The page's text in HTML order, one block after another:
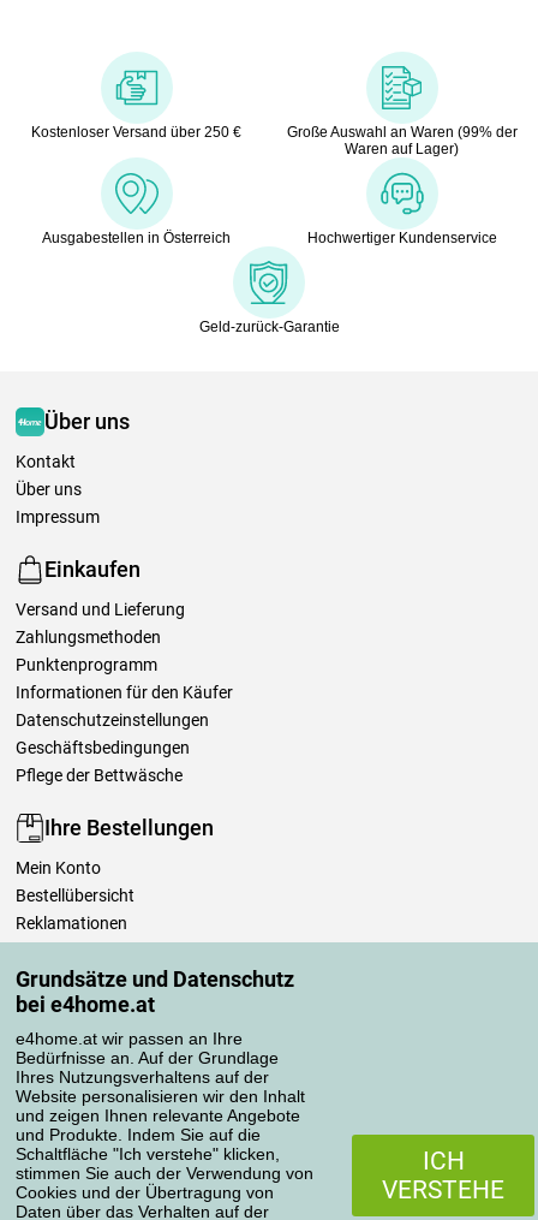
Grundsätze und Datenschutz
bei e4home.at
e4home.at wir passen an Ihre
Bedürfnisse an. Auf der Grundlage
Ihres Nutzungsverhaltens auf der
Website personalisieren wir den Inhalt
und zeigen Ihnen relevante Angebote
und Produkte. Indem Sie auf die
Schaltfläche "Ich verstehe" klicken,
stimmen Sie auch der Verwendung von
Cookies und der Übertragung von
Daten über das Verhalten auf der
ICH
VERSTEHE
Kostenloser Versand über 250 €
Große Auswahl an Waren (99% der
Waren auf Lager)
Ausgabestellen in Österreich Hochwertiger Kundenservice
Geld-zurück-Garantie
Über uns
Kontakt
Über uns
Impressum
Einkaufen
Versand und Lieferung
Zahlungsmethoden
Punktenprogramm
Informationen für den Käufer
Datenschutzeinstellungen
Geschäftsbedingungen
Pflege der Bettwäsche
Ihre Bestellungen
Mein Konto
Bestellübersicht
Reklamationen
Einfach mehr wissen
Richtlinien zur Verarbeitung von Bewertungen
Transportarten
Zahlungsmethoden